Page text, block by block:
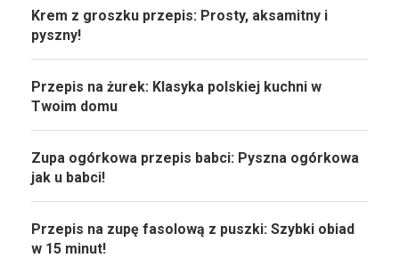
Krem z groszku przepis: Prosty, aksamitny i
pyszny!
Przepis na żurek: Klasyka polskiej kuchni w
Twoim domu
Zupa ogórkowa przepis babci: Pyszna ogórkowa
jak u babci!
Przepis na zupę fasolową z puszki: Szybki obiad
w 15 minut!